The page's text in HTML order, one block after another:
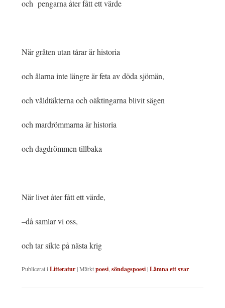
och pengarna åter fått ett värde
När gråten utan tårar är historia
och ålarna inte längre är feta av döda sjömän,
och våldtäkterna och oäktingarna blivit sägen
och mardrömmarna är historia
och dagdrömmen tillbaka
När livet åter fått ett värde,
­–då samlar vi oss,
och tar sikte på nästa krig
Publicerat i Litteratur|Märktpoesi söndagspoesi|Lämna ett svar